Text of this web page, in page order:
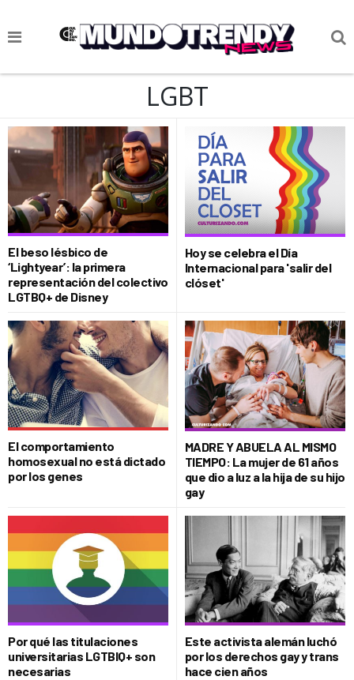
NOTICIAS
CIENCIA Y TECNOLOGÍA
VIDA
SOCIEDAD
CULTURIZANDO.COM
LGBT
El beso lésbico de
‘Lightyear’: la primera
representación del colectivo
LGTBQ+ de Disney
Hoy se celebra el Día
Internacional para 'salir del
clóset'
El comportamiento
homosexual no está dictado
por los genes
MADRE Y ABUELA AL MISMO
TIEMPO: La mujer de 61 años
que dio a luz a la hija de su hijo
gay
Por qué las titulaciones
universitarias LGTBIQ+ son
necesarias
Este activista alemán luchó
por los derechos gay y trans
hace cien años